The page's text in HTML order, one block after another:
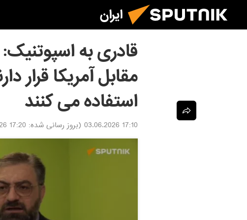
ایران
قادری به
مقابل آمریکا قرار
استفاده می کنند
17:10 03.06.2026 (بروز رسانی شده: 17:20 03.06.2026